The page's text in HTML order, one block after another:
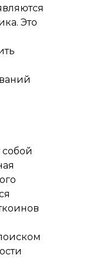
Это